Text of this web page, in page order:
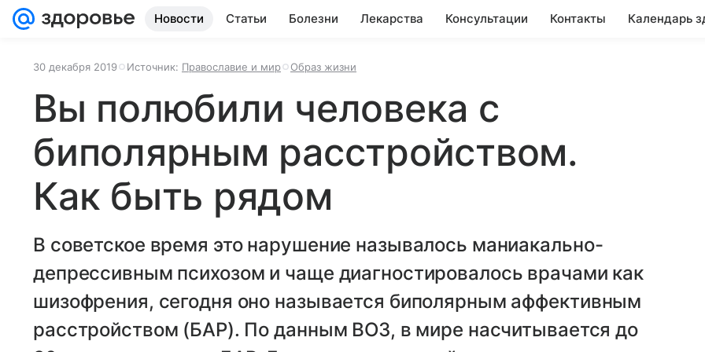
Новости Статьи Болезни Лекарства Консультации Контакты Календарь
30 декабря 2019 Источник: Православие и мир Образ жизни
Вы полюбили человека с
биполярным расстройством.
Как быть рядом
В советское время это нарушение называлось маниакально-
депрессивным психозом и чаще диагностировалось врачами как
шизофрения, сегодня оно называется биполярным аффективным
расстройством (БАР). По данным ВОЗ, в мире насчитывается до